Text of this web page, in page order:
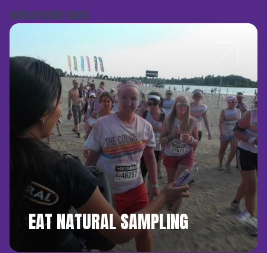
GERELATEERDE CASES
EAT NATURAL SAMPLING